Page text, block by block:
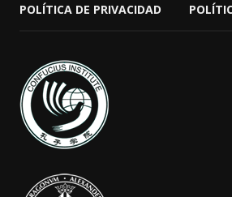
POLÍTICA DE PRIVACIDAD